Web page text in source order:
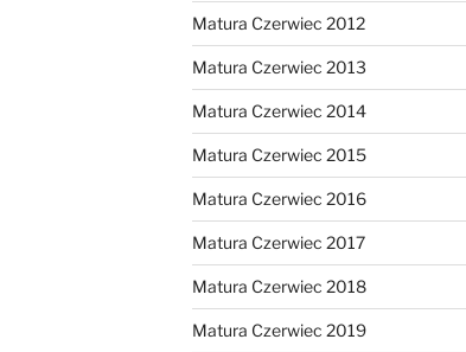
Matura Czerwiec 2012
Matura Czerwiec 2013
Matura Czerwiec 2014
Matura Czerwiec 2015
Matura Czerwiec 2016
Matura Czerwiec 2017
Matura Czerwiec 2018
Matura Czerwiec 2019